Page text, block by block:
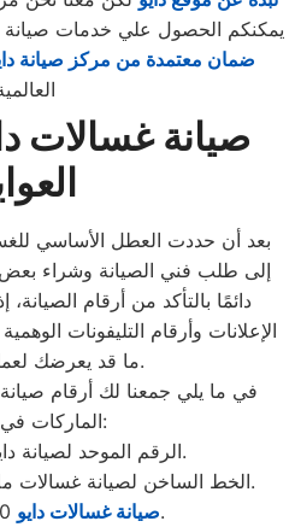
يمكنكم الحصول علي خدمات صيانة
ضمان معتمدة من مركز صيانة
صيانة غسالات
بعد أن حددت العطل الأساسي
إلى طلب فني الصيانة وشراء بعض
دائمًا بالتأكد من أرقام
الإعلانات وأرقام التليفونات
ما قد يعرضك لعمليات النصب.
في ما يلي جمعنا لك أرقام صيانة
الماركات في العوايد:
الرقم الموحد لصيانة دايو 01010916814.
الخط الساخن لصيانة غسالات ملابس دايو 01210999852.
صيانة غسالات دايو01096922100.